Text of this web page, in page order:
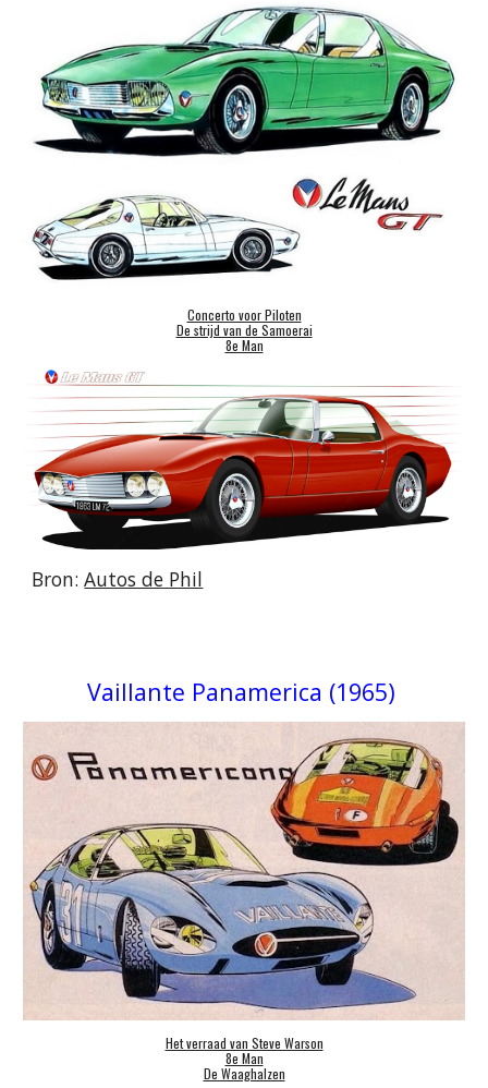
Concerto voor Piloten
De strijd van de Samoerai
8e Man
Bron:Autos de Phil
Vaillante Panamerica (1965)
Het verraad van Steve Warson
8e Man
De Waaghalzen